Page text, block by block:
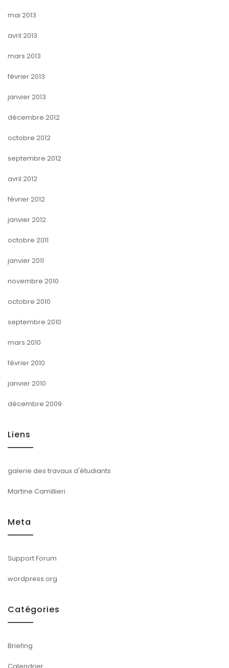
mai 2013
avril 2013
mars 2013
février 2013
janvier 2013
décembre 2012
octobre 2012
septembre 2012
avril 2012
février 2012
janvier 2012
octobre 2011
janvier 2011
novembre 2010
octobre 2010
septembre 2010
mars 2010
février 2010
janvier 2010
décembre 2009
Liens
galerie des travaux d'étudiants
Martine Camillieri
Meta
Support Forum
wordpress.org
Catégories
Briefing